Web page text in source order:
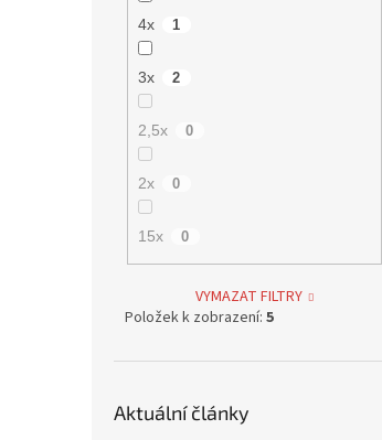
4x 1
3x 2
2,5x 0
2x 0
15x 0
VYMAZAT FILTRY
Položek k zobrazení: 5
Aktuální články